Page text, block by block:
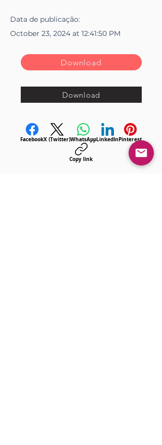
Data de publicação:
October 23, 2024 at 12:41:50 PM
Download
Download
FacebookX (Twitter)WhatsAppLinkedInPinterest
Copy link